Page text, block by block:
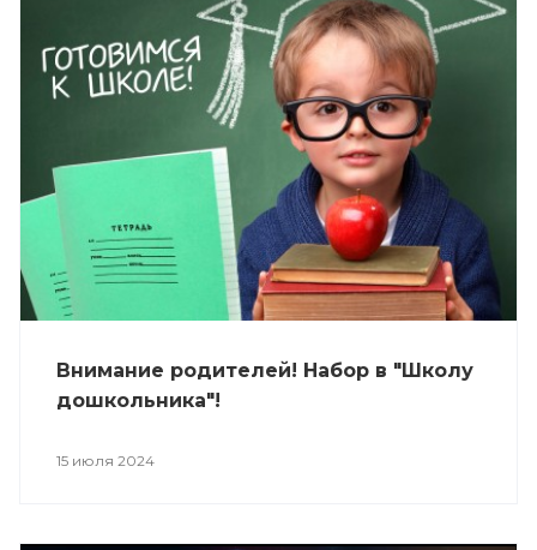
Внимание родителей! Набор в "Школу
дошкольника"!
15 июля 2024